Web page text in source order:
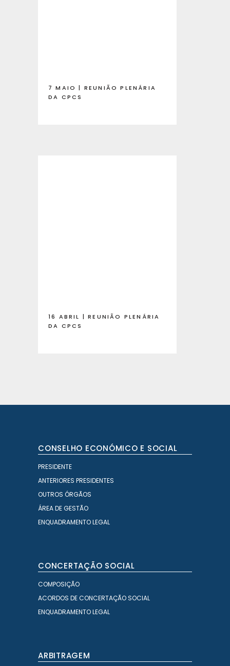
7 MAIO | REUNIÃO PLENÁRIA
DA CPCS
16 ABRIL | REUNIÃO PLENÁRIA
DA CPCS
CONSELHO ECONÓMICO E SOCIAL
PRESIDENTE
ANTERIORES PRESIDENTES
OUTROS ÓRGÃOS
ÁREA DE GESTÃO
ENQUADRAMENTO LEGAL
CONCERTAÇÃO SOCIAL
COMPOSIÇÃO
ACORDOS DE CONCERTAÇÃO SOCIAL
ENQUADRAMENTO LEGAL
ARBITRAGEM